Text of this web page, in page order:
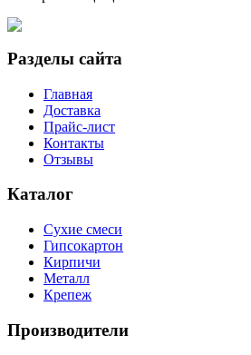
Разделы сайта
Главная
Доставка
Прайс-лист
Контакты
Отзывы
Каталог
Сухие смеси
Гипсокартон
Кирпичи
Металл
Крепеж
Производители